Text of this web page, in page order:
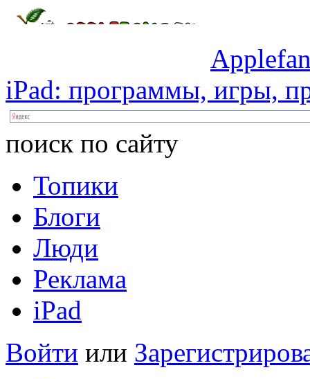
iPad: программы, игры,
поиск по сайту
Топики
Блоги
Люди
Реклама
iPad
Войти или